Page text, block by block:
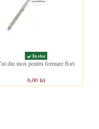
In stoc
din inox pentru formare flori
6,00 lei